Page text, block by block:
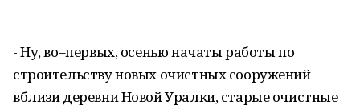
- Ну, во–первых, осенью начаты работы по
строительству новых очистных сооружений
вблизи деревни Новой Уралки, старые очистные